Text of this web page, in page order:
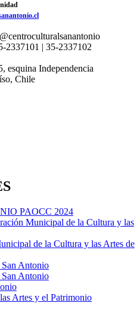
2337101 | 35-2337102
esquina Independencia
Chile
PAOCC 2024
Municipal de la Cultura y las
de la Cultura y las Artes de
Antonio
Antonio
Artes y el Patrimonio